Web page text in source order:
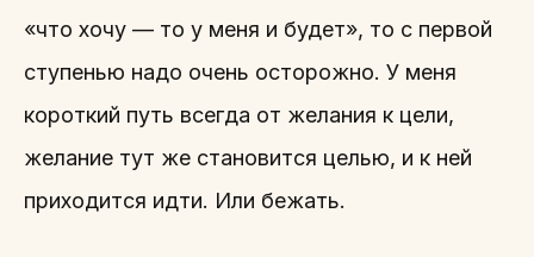
«что хочу — то у меня и будет», то с первой
ступенью надо очень осторожно. У меня
короткий путь всегда от желания к цели,
желание тут же становится целью, и к ней
приходится идти. Или бежать.